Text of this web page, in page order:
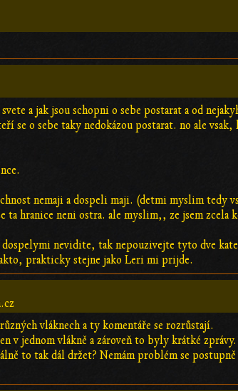
a jak jsou schopni o sebe postarat a od
se o sebe taky nedokázou postarat. no ale
nemaji a dospeli maji. (detmi myslim tedy
hranice neni ostra. ale myslim,, ze jsem zcela
nevidite, tak nepouzivejte tyto dve
prakticky stejne jako Leri mi prijde.
vláknech a ty komentáře se rozrůstají.
v jednom vlákně a zároveň to byly krátké
to tak dál držet? Nemám problém se